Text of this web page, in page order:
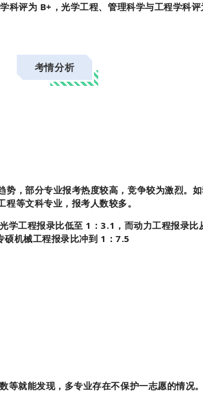
科评为 B+，光学工程、管理科学与工程学科评
考情分析
，部分专业报考热度较高，竞争较为激烈。
等文科专业，报考人数较多。
学工程报录比低至 1：3.1，而动力工程报录
机械工程报录比冲到 1：7.5
等就能发现，多专业存在不保护一志愿的情况